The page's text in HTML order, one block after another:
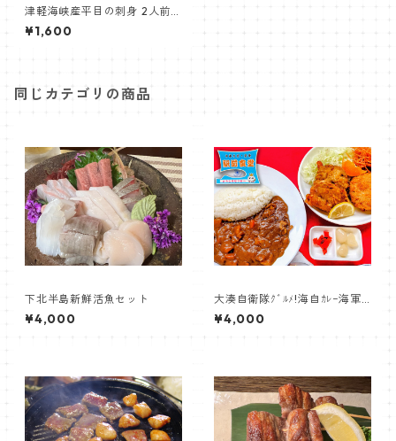
津軽海峡産平目の刺身 2人前
120g【居酒屋くるまざ】
¥1,600
同じカテゴリの商品
下北半島新鮮活魚セット
¥4,000
大湊自衛隊ｸﾞﾙﾒ!海自ｶﾚｰ海軍ｺ
ﾛｯｹSora空っ!【駅前食堂】
¥4,000